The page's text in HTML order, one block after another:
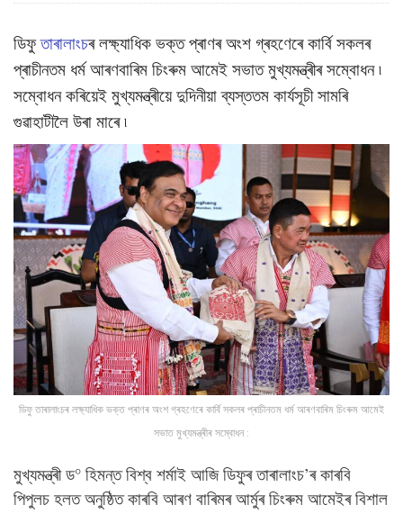
ডিফুতাৰালাংচৰ লক্ষ্যাধিক ভক্ত প্ৰাণৰ অংশ গ্ৰহণেৰে কাৰ্বি সকলৰ
প্ৰাচীনতম ধৰ্ম আৰণবাৰিম চিংৰুম আমেই সভাত মুখ্যমন্ত্ৰীৰ সম্বোধন ৷
সম্বোধন কৰিয়েই মুখ্যমন্ত্ৰীয়ে দুদিনীয়া ব্যস্ততম কাৰ্যসূচী সামৰি
গুৱাহাটীলৈ উৰা মাৰে ৷
ডিফু তাৰালাংচৰ লক্ষ্যাধিক ভক্ত প্ৰাণৰ অংশ গ্ৰহণেৰে কাৰ্বি সকলৰ প্ৰাচীনতম ধৰ্ম আৰণবাৰিম চিংৰুম আমেই
সভাত মুখ্যমন্ত্ৰীৰ সম্বোধন :
মুখ্যমন্ত্ৰী ড° হিমন্ত বিশ্ব শৰ্মাই আজি ডিফুৰ তাৰালাংচ’ৰ কাৰবি
পিপুলচ হলত অনুষ্ঠিত কাৰবি আৰণ বাৰিমৰ আৰ্মুৰ চিংৰুম আমেইৰ বিশাল